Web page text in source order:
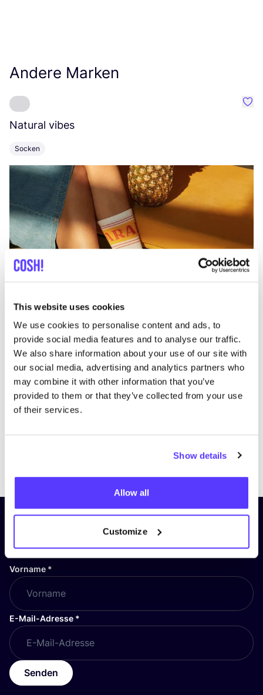
This website uses cookies
We use cookies to personalise content and ads, to
provide social media features and to analyse our traffic.
We also share information about your use of our site with
our social media, advertising and analytics partners who
may combine it with other information that you’ve
provided to them or that they’ve collected from your use
of their services.
Show details
Allow all
Customize
Andere Marken
Natural vibes
Socken
PreviousNext
Abonniere unseren Newsletter
und bleibe auf dem Laufenden!
Vorname *
E-Mail-Adresse *
Senden